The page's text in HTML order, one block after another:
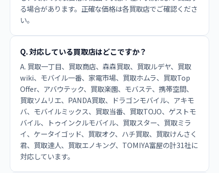
る場合があります。正確な価格は各買取店でご確認くださ
い。
Q. 対応している買取店はどこですか？
A. 買取一丁目、買取商店、森森買取、買取ルデヤ、買取
wiki、モバイル一番、家電市場、買取ホムラ、買取Top
Offer、アバウテック、買取楽園、モバステ、携帯空間、
買取ソムリエ、PANDA買取、ドラゴンモバイル、アキモ
バ、モバイルミックス、買取当番、買取TOJO、ゲストモ
バイル、トゥインクルモバイル、買取スター、買取ミラ
イ、ケータイゴッド、買取オク、ハチ買取、買取けんさく
君、買取達人、買取エノキング、TOMIYA富屋の計31社に
対応しています。